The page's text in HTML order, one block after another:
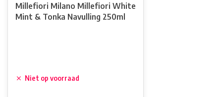
Millefiori Milano Millefiori White
Mint & Tonka Navulling 250ml
Niet op voorraad